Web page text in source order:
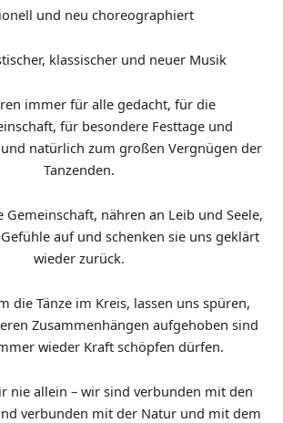
und neu choreographiert
klassischer und neuer Musik
immer für alle gedacht, für die
für besondere Festtage und
natürlich zum großen Vergnügen der
Tanzenden.
Gemeinschaft, nähren an Leib und Seele,
auf und schenken sie uns geklärt
wieder zurück.
die Tänze im Kreis, lassen uns spüren,
Zusammenhängen aufgehoben sind
wieder Kraft schöpfen dürfen.
nie allein – wir sind verbunden mit den
verbunden mit der Natur und mit dem